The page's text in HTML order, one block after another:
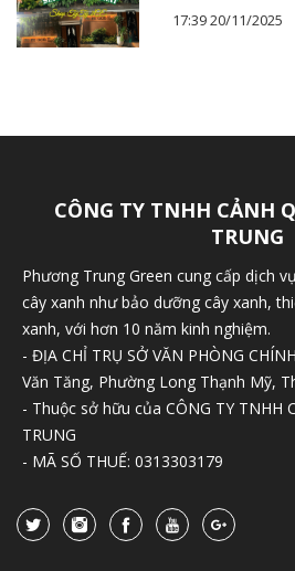
17:39 20/11/2025
CÔNG TY TNHH CẢNH
TRUNG
Phương Trung Green cung cấp dịch
cây xanh như bảo dưỡng cây xanh,
xanh, với hơn 10 năm kinh nghiệm.
- ĐỊA CHỈ TRỤ SỞ VĂN PHÒNG
Văn Tăng, Phường Long Thạnh Mỹ,
- Thuộc sở hữu của CÔNG TY TNHH
TRUNG
- MÃ SỐ THUẾ: 0313303179